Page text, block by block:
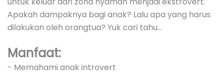
Apakah dampaknya bagi anak? Lalu apa yang harus
dilakukan oleh orangtua? Yuk cari tahu...
Manfaat:
- Memahami anak introvert